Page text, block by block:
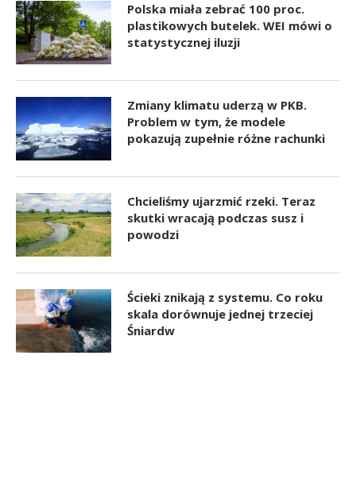
Polska miała zebrać 100 proc.
plastikowych butelek. WEI mówi o
statystycznej iluzji
Zmiany klimatu uderzą w PKB.
Problem w tym, że modele
pokazują zupełnie różne rachunki
Chcieliśmy ujarzmić rzeki. Teraz
skutki wracają podczas susz i
powodzi
Ścieki znikają z systemu. Co roku
skala dorównuje jednej trzeciej
Śniardw